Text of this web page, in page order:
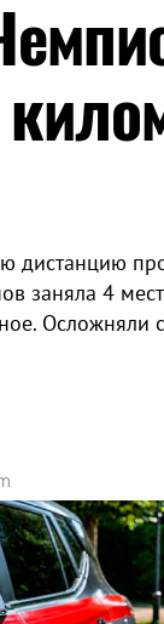
дистанцию
заняла 4
Осложняли